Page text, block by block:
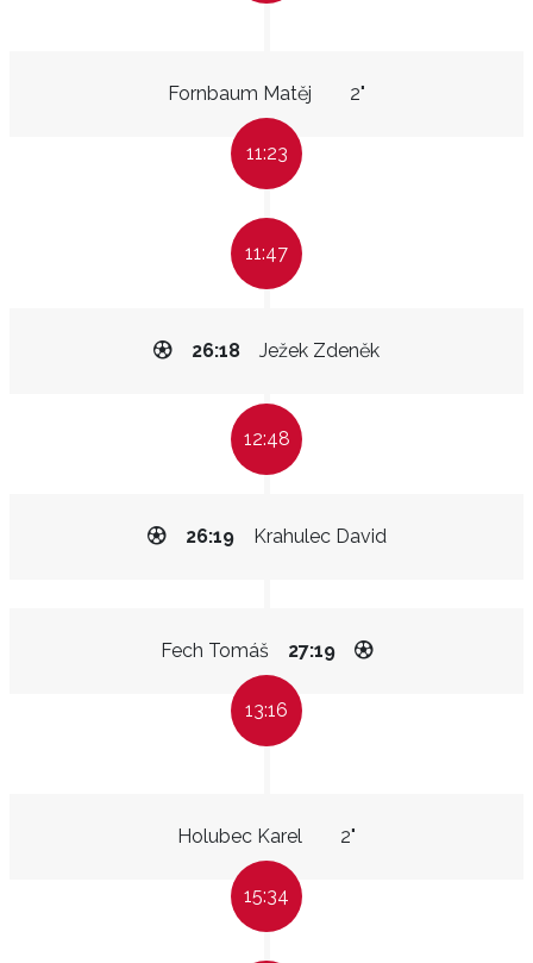
Fornbaum Matěj 2"
11:23
11:47
Ježek Zdeněk
26:18
12:48
Krahulec David
26:19
Fech Tomáš 27:19
13:16
Holubec Karel 2"
15:34